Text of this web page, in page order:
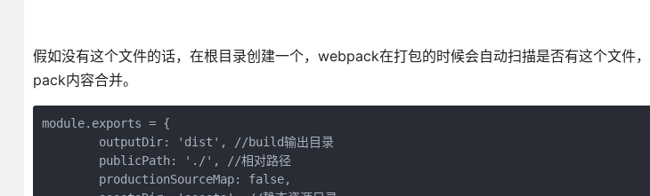
假如没有这个文件的话，在根目录创建一个，webpack在打包的时候会自动扫描是否有这个文件
pack内容合并。
module.exports = {
	outputDir: 'dist', //build输出目录
	publicPath: './', //相对路径
	productionSourceMap: false,